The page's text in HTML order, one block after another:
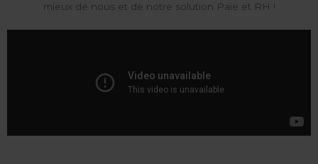
mieux de nous et de notre solution Paie et RH !